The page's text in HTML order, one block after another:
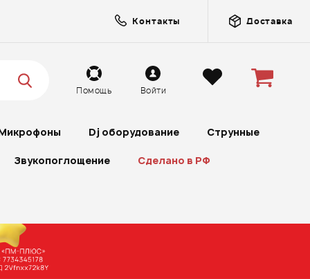
Контакты Доставка
Помощь Войти
Dj оборудование Струнные
Звукопоглощение Сделано в РФ